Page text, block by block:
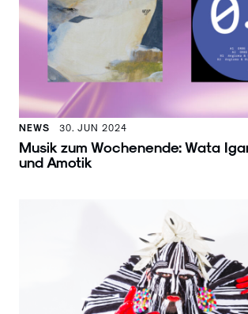
NEWS 30. JUN 2024
Musik zum Wochenende: Wata
und Amotik